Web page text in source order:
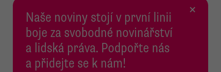
Naše noviny stojí v první linii
boje za svobodné novinářství
a lidská práva. Podpořte nás
a přidejte se k nám!
×